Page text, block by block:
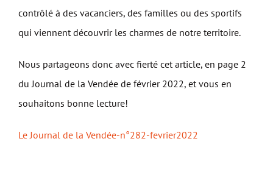
contrôlé à des vacanciers, des familles ou des sportifs
qui viennent découvrir les charmes de notre territoire.
Nous partageons donc avec fierté cet article, en page 2
du Journal de la Vendée de février 2022, et vous en
souhaitons bonne lecture!
Le Journal de la Vendée-n°282-fevrier2022